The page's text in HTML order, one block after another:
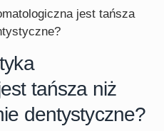
tańsza niż
dentystyczne?